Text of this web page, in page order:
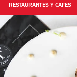
RESTAURANTES Y CAFES